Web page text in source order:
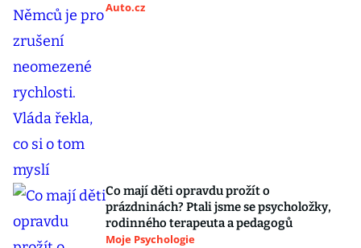
Auto.cz
Co mají děti opravdu prožít o
prázdninách? Ptali jsme se psycholožky,
rodinného terapeuta a pedagogů
Moje Psychologie